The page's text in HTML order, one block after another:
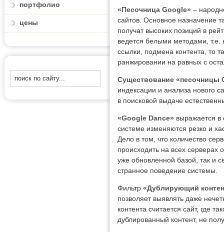
портфолио
цены
«Песочница Google» –
сайтов. Основное назначение
получат высоких позиций в
ведется белыми методами, т.е.
ссылки, подмена контента, то
ранжировании на равных с
Существование «песочницы
индексации и анализа нового
в поисковой выдаче
«Google Dance» выражается в
системе изменяются резко и
Дело в том, что количество
происходить на всех серверах
уже обновленной базой, так и
странное поведение системы.
Фильтр «Дублирующий
позволяет выявлять даже
контента считается сайт, где
дублированный контент, не